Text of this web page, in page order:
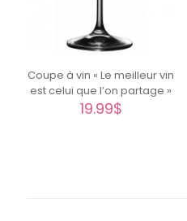
Coupe à vin « Le meilleur vin
est celui que l’on partage »
19.99$